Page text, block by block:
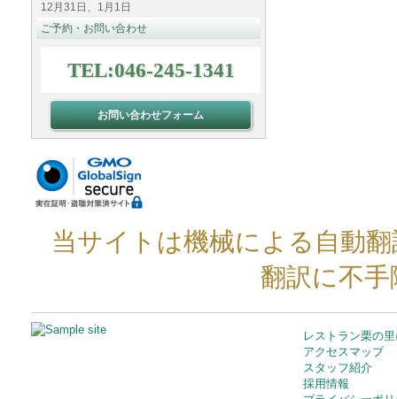
12月31日、1月1日
ご予約・お問い合わせ
TEL:046-245-1341
お問い合わせフォーム
当サイトは機械による自動
翻訳に不
レストラン栗の
アクセスマップ
スタッフ紹介
採用情報